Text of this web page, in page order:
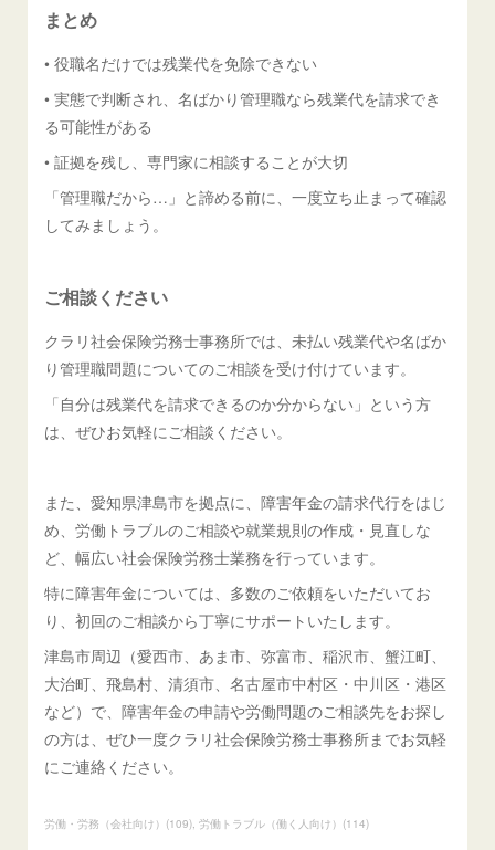
まとめ
• 役職名だけでは残業代を免除できない
• 実態で判断され、名ばかり管理職なら残業代を請求でき
る可能性がある
• 証拠を残し、専門家に相談することが大切
「管理職だから…」と諦める前に、一度立ち止まって確認
してみましょう。
ご相談ください
クラリ社会保険労務士事務所では、未払い残業代や名ばか
り管理職問題についてのご相談を受け付けています。
「自分は残業代を請求できるのか分からない」という方
は、ぜひお気軽にご相談ください。
また、愛知県津島市を拠点に、障害年金の請求代行をはじ
め、労働トラブルのご相談や就業規則の作成・見直しな
ど、幅広い社会保険労務士業務を行っています。
特に障害年金については、多数のご依頼をいただいてお
り、初回のご相談から丁寧にサポートいたします。
津島市周辺（愛西市、あま市、弥富市、稲沢市、蟹江町、
大治町、飛島村、清須市、名古屋市中村区・中川区・港区
など）で、障害年金の申請や労働問題のご相談先をお探し
の方は、ぜひ一度クラリ社会保険労務士事務所までお気軽
にご連絡ください。
労働・労務（会社向け） (109) 労働トラブル（働く人向け） (114)